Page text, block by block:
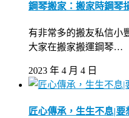
鋼琴搬家：搬家時鋼琴
有非常多的搬友私信小
大家在搬家搬運鋼琴…
2023 年 4 月 4 日
匠心傳承，生生不息|